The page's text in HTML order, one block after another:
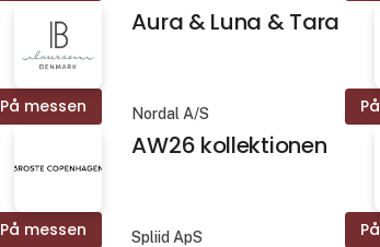
Aura & Luna & Tara
På messen Nordal A/S
AW26 kollektionen
På messen Spliid ApS